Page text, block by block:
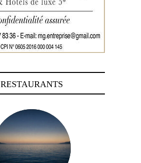
RESTAURANTS